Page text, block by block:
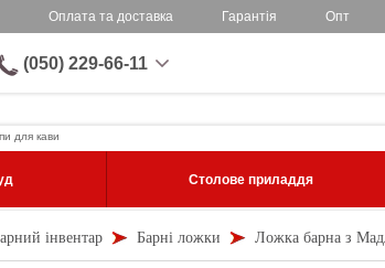
Оплата та доставка Гарантія Опт
(050) 229-66-11
для кави
Столове приладдя
інвентар Барні ложки Ложка барна з